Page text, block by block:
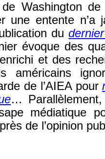
Washington
une entente n’a
du
évoque des
et des
américains
de l’AIEA pour
…
médiatique
de l’opinion